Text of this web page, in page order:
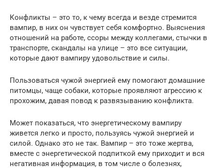
Конфликты – это то, к чему всегда и везде стремится
вампир, в них он чувствует себя комфортно. Выяснения
отношений на работе, ссоры между коллегами, стычки в
транспорте, скандалы на улице – это все ситуации,
которые дают вампиру удовольствие и силы.
Пользоваться чужой энергией ему помогают домашние
питомцы, чаще собаки, которые проявляют агрессию к
прохожим, давая повод к развязыванию конфликта.
Может показаться, что энергетическому вампиру
живется легко и просто, пользуясь чужой энергией и
силой. Однако это не так. Вампир – это тоже жертва,
вместе с энергетической подпиткой ему приходит и вся
негативная информация, в том числе о болезнях,